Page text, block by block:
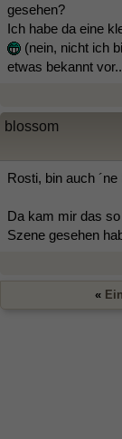
gesehen?
Ich habe da eine
(nein, nicht ich
etwas bekannt
blossom
Rosti, bin auch
Da kam mir das
Szene gesehen
«